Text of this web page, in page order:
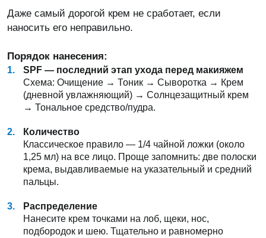
Даже самый дорогой крем не сработает, если
наносить его неправильно.
Порядок нанесения:
SPF — последний этап ухода перед макияжем
Схема: Очищение → Тоник → Сыворотка → Крем
(дневной увлажняющий) → Солнцезащитный крем
→ Тональное средство/пудра.
Количество
Классическое правило — 1/4 чайной ложки (около
1,25 мл) на все лицо. Проще запомнить: две полоски
крема, выдавливаемые на указательный и средний
пальцы.
Распределение
Нанесите крем точками на лоб, щеки, нос,
подбородок и шею. Тщательно и равномерно